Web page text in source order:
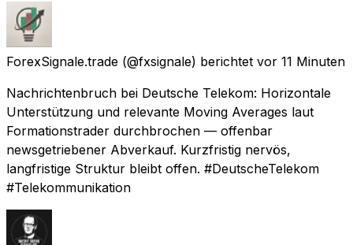
ForexSignale.trade (@fxsignale) berichtet vor 11 Minuten
Nachrichtenbruch bei Deutsche Telekom: Horizontale
Unterstützung und relevante Moving Averages laut
Formationstrader durchbrochen — offenbar
newsgetriebener Abverkauf. Kurzfristig nervös,
langfristige Struktur bleibt offen. #DeutscheTelekom
#Telekommunikation